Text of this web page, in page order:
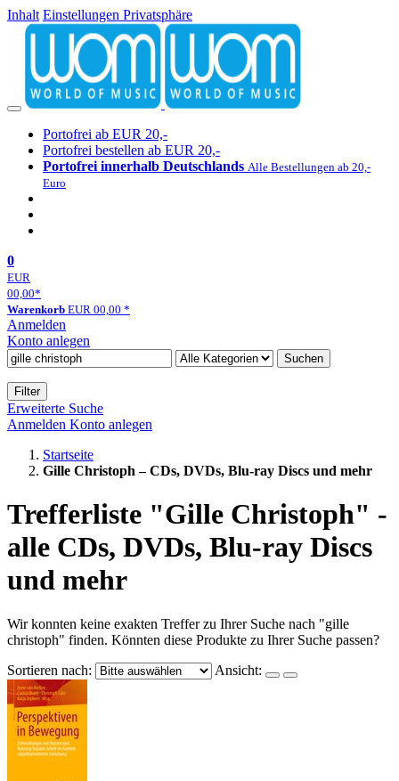
Inhalt Einstellungen Privatsphäre
Portofrei ab EUR 20,-
Portofrei bestellen ab EUR 20,-
Portofrei innerhalb Deutschlands Alle Bestellungen ab 20,-
Euro
0
EUR
00,00*
Warenkorb EUR 00,00 *
Anmelden
Konto anlegen
Suchen
Filter
Erweiterte Suche
Anmelden Konto anlegen
Startseite
Gille Christoph – CDs, DVDs, Blu-ray Discs und mehr
Trefferliste "Gille Christoph" -
alle CDs, DVDs, Blu-ray Discs
und mehr
Wir konnten keine exakten Treffer zu Ihrer Suche nach "gille
christoph" finden. Könnten diese Produkte zu Ihrer Suche passen?
Sortieren nach:
Ansicht: